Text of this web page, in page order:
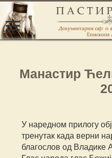
Манастир
У наредном прилогу
тренутак када верни
благослов од Владике